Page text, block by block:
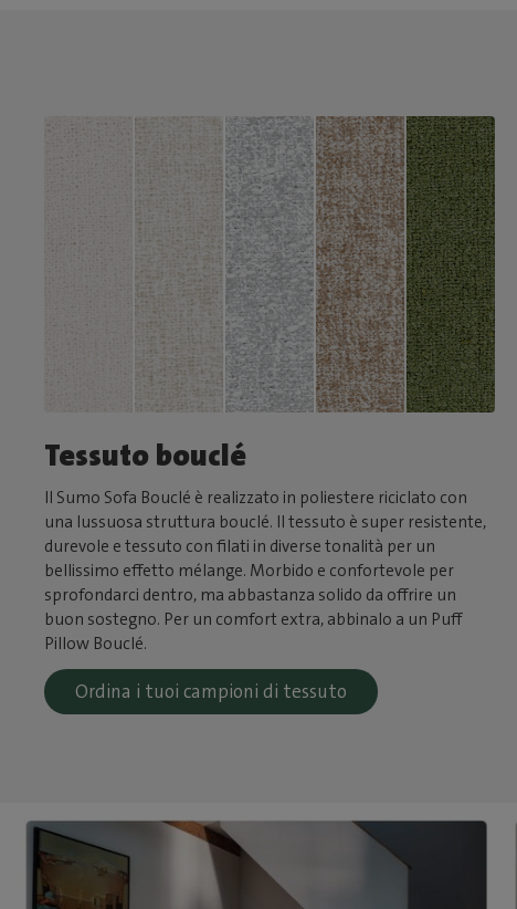
Tessuto bouclé
Il Sumo Sofa Bouclé è realizzato in poliestere riciclato con
una lussuosa struttura bouclé. Il tessuto è super resistente,
durevole e tessuto con filati in diverse tonalità per un
bellissimo effetto mélange. Morbido e confortevole per
sprofondarci dentro, ma abbastanza solido da offrire un
buon sostegno. Per un comfort extra, abbinalo a un Puff
Pillow Bouclé.
Ordina i tuoi campioni di tessuto